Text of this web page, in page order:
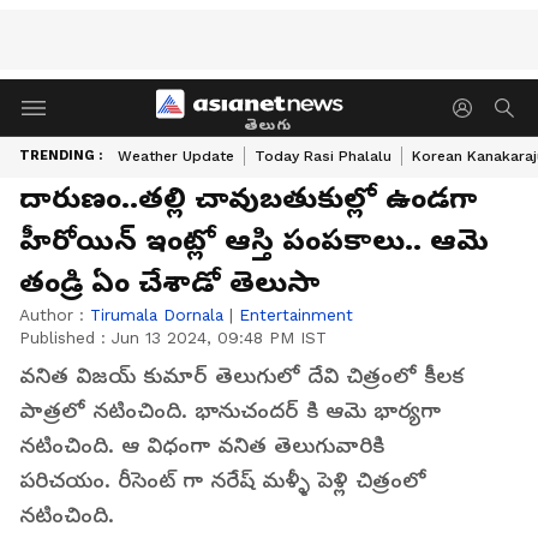
తెలుగు
TRENDING : Weather Update Today Rasi Phalalu Korean
దారుణం..తల్లి చావుబతుకుల్లో ఉండగా
హీరోయిన్ ఇంట్లో ఆస్తి పంపకాలు.. ఆమె
తండ్రి ఏం చేశాడో తెలుసా
Author : Tirumala Dornala | Entertainment
Published : Jun 13 2024, 09:48 PM IST
వనిత విజయ్ కుమార్ తెలుగులో దేవి చిత్రంలో కీలక
పాత్రలో నటించింది. భానుచందర్ కి ఆమె భార్యగా
నటించింది. ఆ విధంగా వనిత తెలుగువారికి
పరిచయం. రీసెంట్ గా నరేష్ మళ్ళీ పెళ్లి చిత్రంలో
నటించింది.